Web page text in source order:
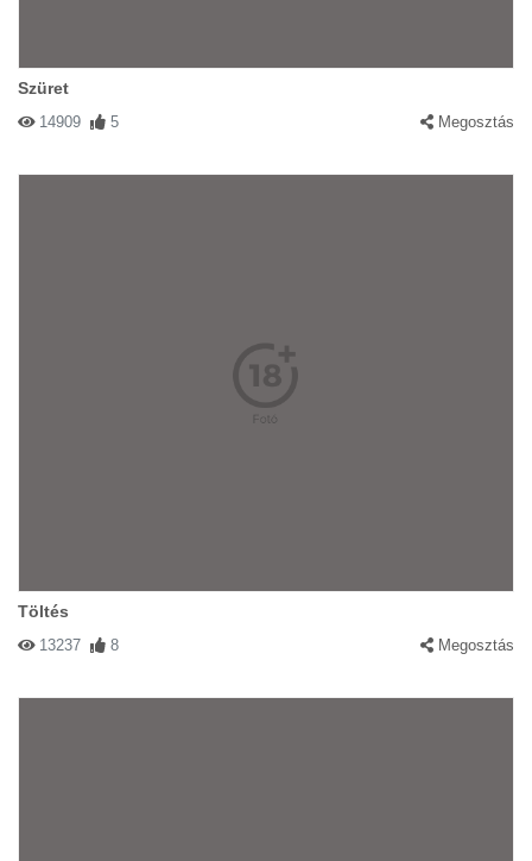
Szüret
14909 5 Megosztás
Töltés
13237 8 Megosztás